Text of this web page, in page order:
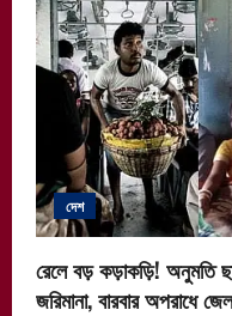
দেশ
রেলে বড় কড়াকড়ি! অনুমতি
জরিমানা, বারবার অপরাধে জেল